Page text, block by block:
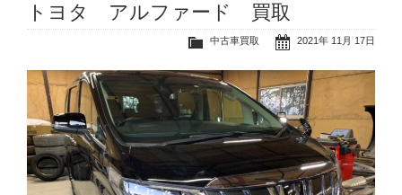
トヨタ アルファード 買取
2021年 11月 17日
中古車買取